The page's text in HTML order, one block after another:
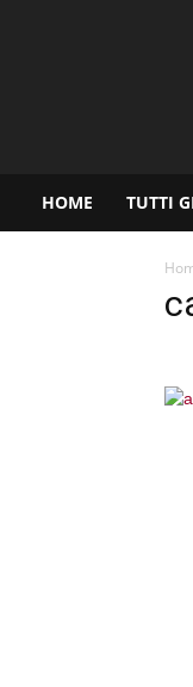
HOME TUTTI